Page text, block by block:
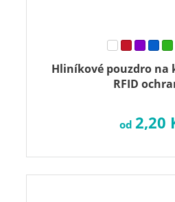
Hliníkové pouzdro
RFID
od 2,20